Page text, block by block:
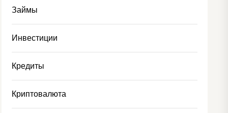
Займы
Инвестиции
Кредиты
Криптовалюта